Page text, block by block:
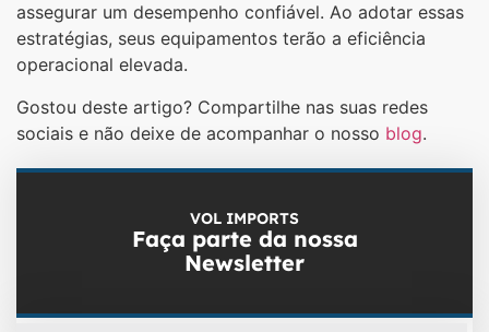
assegurar um desempenho confiável. Ao adotar essas
estratégias, seus equipamentos terão a eficiência
operacional elevada.
Gostou deste artigo? Compartilhe nas suas redes
sociais e não deixe de acompanhar o nosso blog.
VOL IMPORTS
Faça parte da nossa
Newsletter